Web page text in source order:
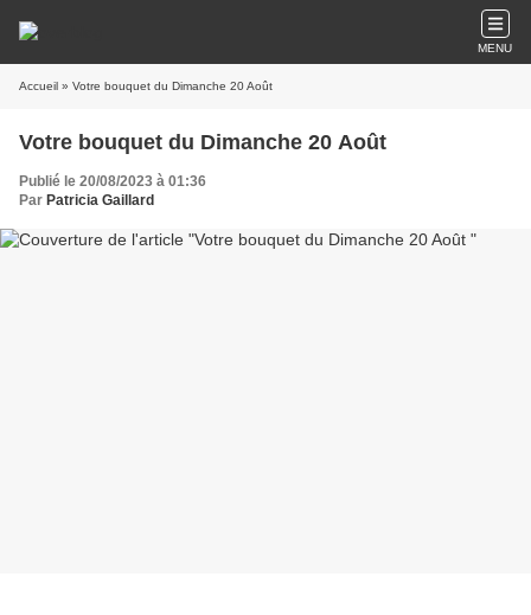
MENU
Accueil » Votre bouquet du Dimanche 20 Août
Votre bouquet du Dimanche 20 Août
Publié le 20/08/2023 à 01:36
Par Patricia Gaillard